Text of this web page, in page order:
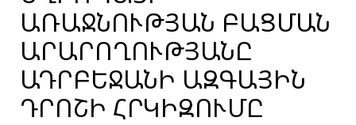
ԱՌԱՋՆՈՒԹՅԱՆ ԲԱՑՄԱՆ
ԱՐԱՐՈՂՈՒԹՅԱՆԸ
ԱԴՐԲԵՋԱՆԻ ԱԶԳԱՅԻՆ
ԴՐՈՇԻ ՀՐԿԻԶՈՒՄԸ